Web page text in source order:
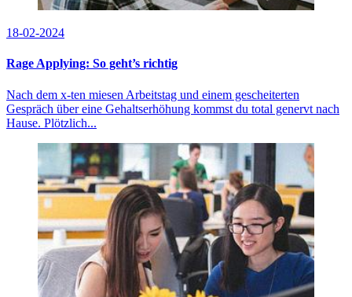
18-02-2024
Rage Applying: So geht’s richtig
Nach dem x-ten miesen Arbeitstag und einem gescheiterten
Gespräch über eine Gehaltserhöhung kommst du total genervt nach
Hause. Plötzlich...